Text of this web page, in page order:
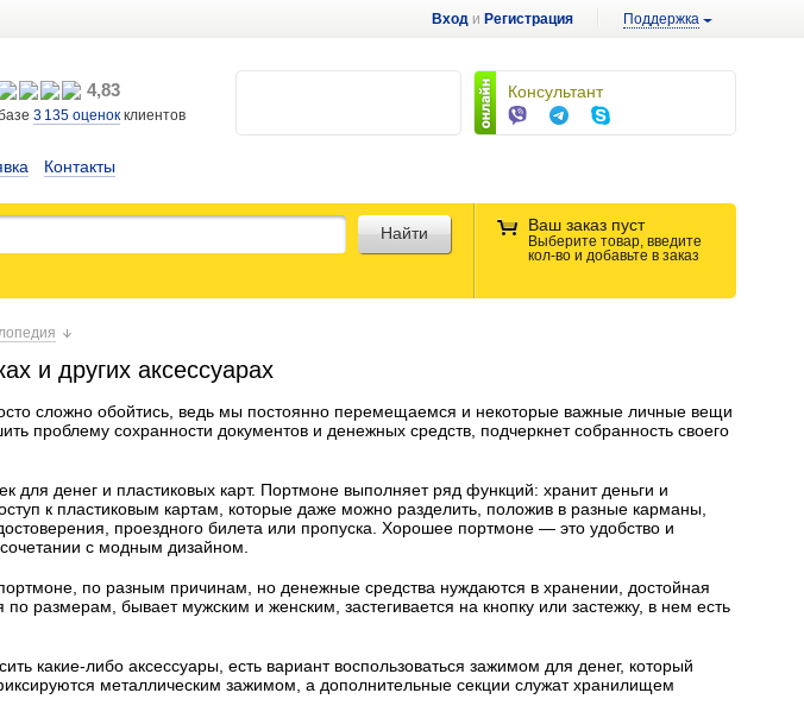
Вход и Регистрация Поддержка
Консультант
4,83
3 135 оценок клиентов
Контакты
Ваш заказ пуст
Выберите товар, введите
кол-во и добавьте в заказ
Найти
и других аксессуарах
сложно обойтись, ведь мы постоянно перемещаемся и некоторые важные личные вещи
проблему сохранности документов и денежных средств, подчеркнет собранность своего
для денег и пластиковых карт. Портмоне выполняет ряд функций: хранит деньги и
к пластиковым картам, которые даже можно разделить, положив в разные карманы,
проездного билета или пропуска. Хорошее портмоне — это удобство и
сочетании с модным дизайном.
по разным причинам, но денежные средства нуждаются в хранении, достойная
по размерам, бывает мужским и женским, застегивается на кнопку или застежку, в нем есть
какие-либо аксессуары, есть вариант воспользоваться зажимом для денег, который
металлическим зажимом, а дополнительные секции служат хранилищем